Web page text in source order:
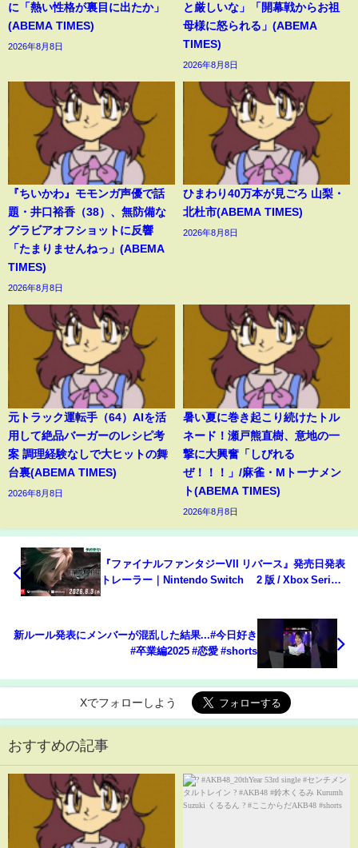
に「熱い性格が裏目に出たか」
(ABEMA TIMES)
2026年8月8日
と厳しいな」「開幕戦からお祖
母様に怒られる」(ABEMA
TIMES)
2026年8月8日
『ちいかわ』モモンガ声優で話
題・井口裕香（38）、無防備な
グラビアオフショットに反響
「たまりませんねっ」(ABEMA
TIMES)
2026年8月8日
ひまわり40万本が見ごろ 山梨・
北杜市(ABEMA TIMES)
2026年8月8日
元トラック運転手（64）AIを活
用して絶品バーガーのレシピ考
案 調理経験なしで大ヒットの舞
台裏(ABEMA TIMES)
2026年8月8日
暑い夏に巻き起こり続けたトル
ネード！瀬戸熊直樹、意地の一
撃に大興奮「しびれる
ぜ！！！」/麻雀・Mトーナメン
ト(ABEMA TIMES)
2026年8月8日
『ファイナルファンタジーVII リバース』発売日発表
トレーラー｜Nintendo Switch™ 2 版 / Xbox Series
新ルール発表にメンバーが混乱した結果...#今日好き
#卒業編2025 #恋愛 #shorts
Xでフォローしよう
おすすめの記事